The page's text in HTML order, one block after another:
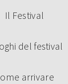
Il Festival
del festival
arrivare